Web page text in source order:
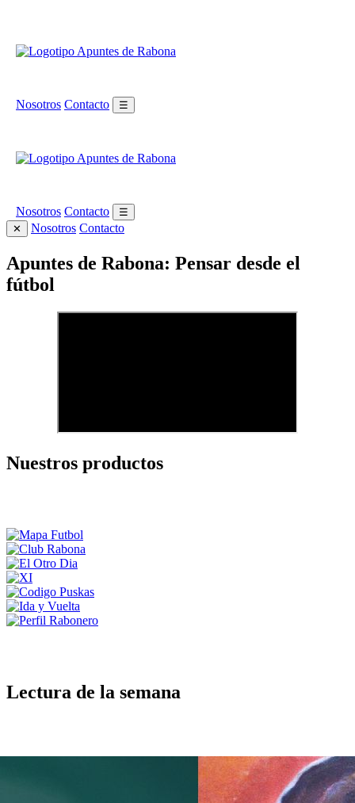
Nosotros Contacto ☰
Nosotros Contacto
☰
✕
Nosotros Contacto
Apuntes de Rabona: Pensar desde el
fútbol
Nuestros productos
Lectura de la semana